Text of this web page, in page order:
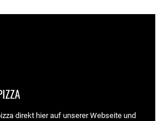
direkt hier auf unserer Webseite und